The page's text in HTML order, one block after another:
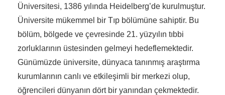
Üniversitesi, 1386 yılında Heidelberg’de kurulmuştur.
Üniversite mükemmel bir Tıp bölümüne sahiptir. Bu
bölüm, bölgede ve çevresinde 21. yüzyılın tıbbi
zorluklarının üstesinden gelmeyi hedeflemektedir.
Günümüzde üniversite, dünyaca tanınmış araştırma
kurumlarının canlı ve etkileşimli bir merkezi olup,
öğrencileri dünyanın dört bir yanından çekmektedir.